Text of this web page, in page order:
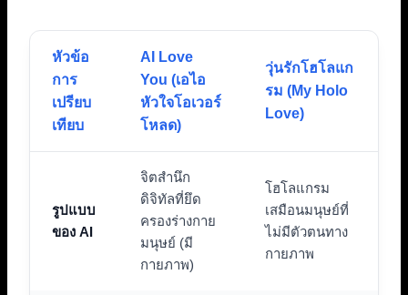
หัวข้อ
การ
เปรียบ
เทียบ
AI Love
You (เอไอ
หัวใจโอเวอร์
โหลด)
วุ่นรักโฮโลแก
รม (My Holo
Love)
รูปแบบ
ของ AI
จิตสำนึก
ดิจิทัลที่ยึด
ครองร่างกาย
มนุษย์ (มี
กายภาพ)
โฮโลแกรม
เสมือนมนุษย์ที่
ไม่มีตัวตนทาง
กายภาพ